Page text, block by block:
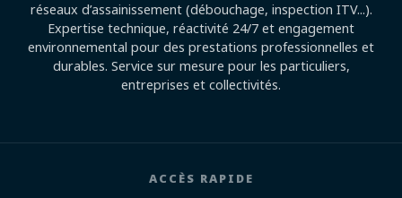
réseaux d’assainissement (débouchage, inspection ITV...).
Expertise technique, réactivité 24/7 et engagement
environnemental pour des prestations professionnelles et
durables. Service sur mesure pour les particuliers,
entreprises et collectivités.
ACCÈS RAPIDE